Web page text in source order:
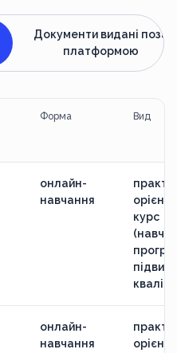
Документи видані поза
платформою
Форма Вид
онлайн-
навчання
курс
онлайн-
навчання